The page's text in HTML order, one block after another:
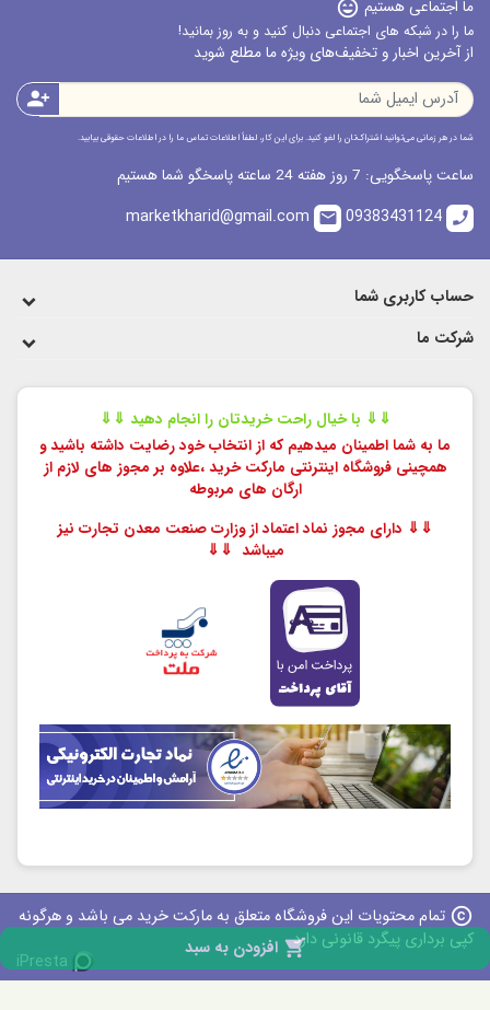
 افزودن به سبد
ما اجتماعی هستیم sentiment_very_satisfied
ما را در شبکه های اجتماعی دنبال کنید و به روز بمانید!
از آخرین اخبار و تخفیف‌های ویژه ما مطلع شوید
person_add
شما در هر زمانی می‌توانید اشتراک‌تان را لغو کنید. برای این کار، لطفاً اطلاعات تماس ما را در اطلاعات حقوقی بیابید.
ساعت پاسخگویی: 7 روز هفته 24 ساعته پاسخگو شما هستیم
call
09383431124
email
حساب کاربری شما
شرکت ما
⇓⇓ با خیال راحت خریدتان را انجام دهید ⇓⇓
ما به شما اطمینان میدهیم که از انتخاب خود رضایت داشته باشید و
همچینی فروشگاه اینترنتی مارکت خرید ،علاوه بر مجوز های لازم از
ارگان های مربوطه
⇓⇓ دارای مجوز نماد اعتماد از وزارت صنعت معدن تجارت نیز
میباشد ⇓⇓
copyright تمام محتویات این فروشگاه متعلق به مارکت خرید می باشد و هرگونه
کپی برداری پیگرد قانونی دارد
iPresta